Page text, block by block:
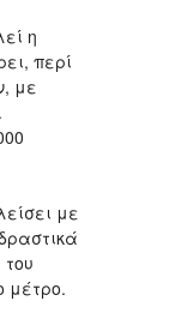
η
περί
με
με
του
μέτρο.